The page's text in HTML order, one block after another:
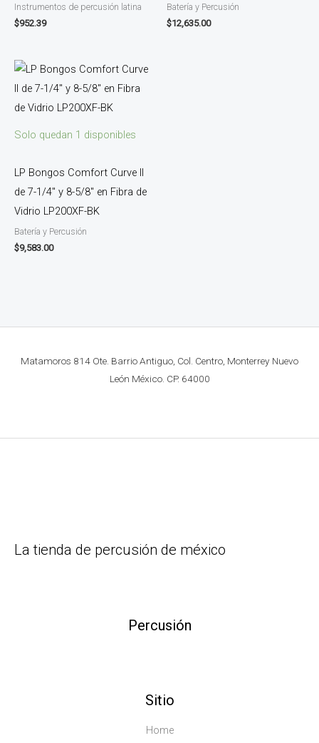
Instrumentos de percusión latina
$952.39
Batería y Percusión
$12,635.00
Solo quedan 1 disponibles
LP Bongos Comfort Curve II
de 7-1/4″ y 8-5/8″ en Fibra de
Vidrio LP200XF-BK
Batería y Percusión
$9,583.00
Matamoros 814 Ote. Barrio Antiguo, Col. Centro, Monterrey Nuevo
León México. CP. 64000
La tienda de percusión de méxico
Percusión
Sitio
Home